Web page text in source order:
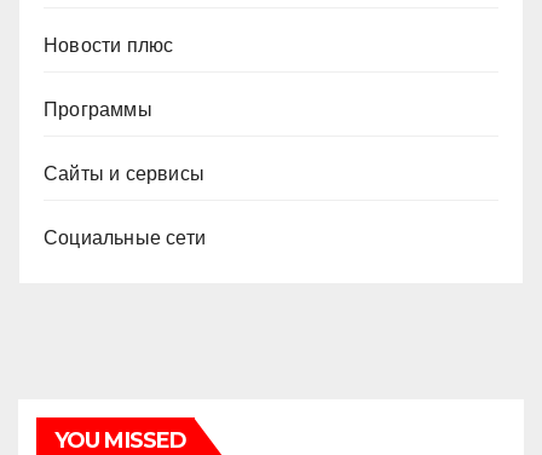
Новости плюс
Программы
Сайты и сервисы
Социальные сети
YOU MISSED